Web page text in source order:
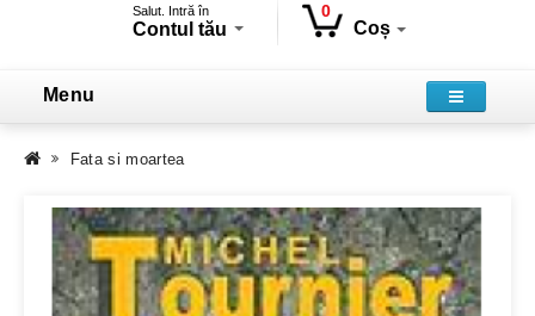
Salut. Intră în
Contul tău
0
Coș
Menu
Fata si moartea